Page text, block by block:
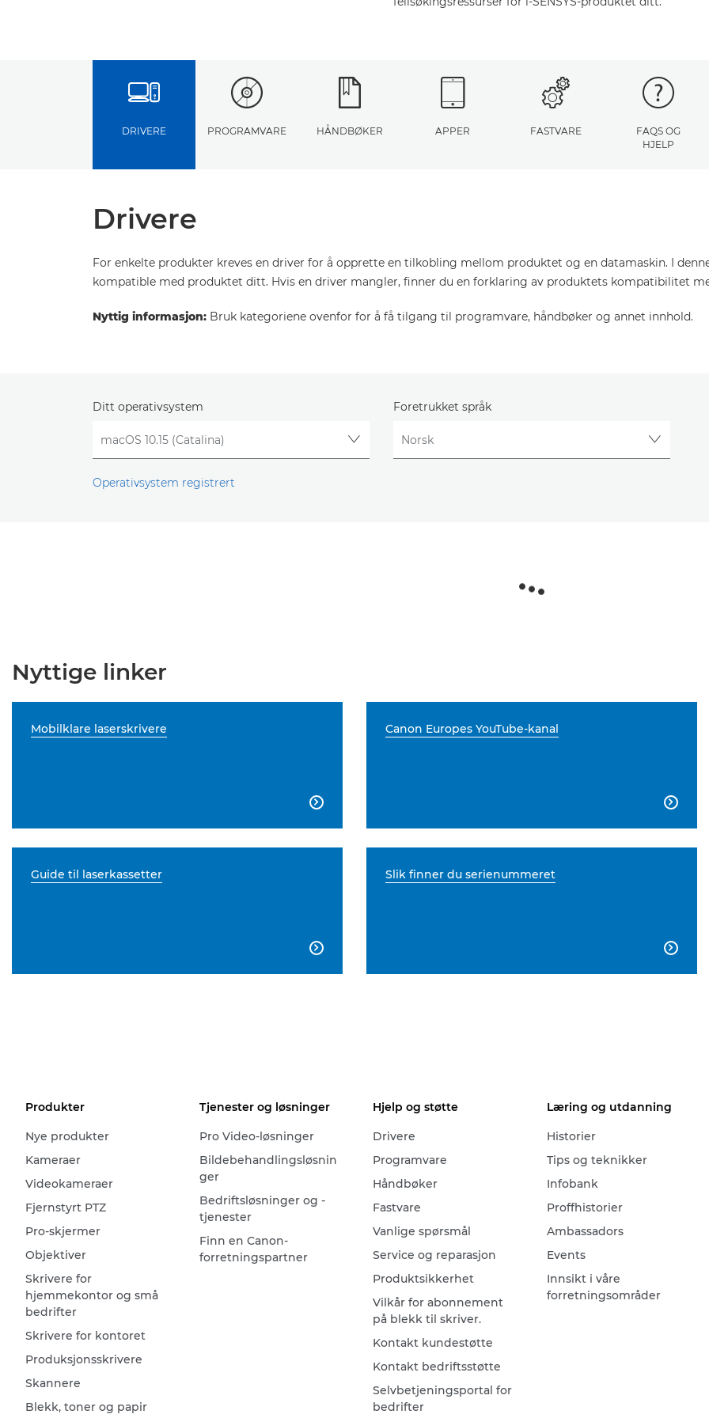
DRIVERE PROGRAMVARE HÅNDBØKER APPER FASTVARE
FAQS OG
HJELP
Drivere
For enkelte produkter kreves en driver for å opprette en tilkobling mellom produktet og en datamaskin. I
kompatible med produktet ditt. Hvis en driver mangler, finner du en forklaring av produktets kompatibilitet
Nyttig informasjon: Bruk kategoriene ovenfor for å få tilgang til programvare, håndbøker og annet innhold.
Ditt operativsystem
Operativsystem registrert
Foretrukket språk
Nyttige linker
Mobilklare laserskrivere

Canon Europes YouTube-kanal

Guide til laserkassetter

Slik finner du serienummeret

Produkter
Nye produkter
Kameraer
Videokameraer
Fjernstyrt PTZ
Pro-skjermer
Objektiver
Skrivere for
hjemmekontor og små
bedrifter
Skrivere for kontoret
Produksjonsskrivere
Skannere
Blekk, toner og papir
Tjenester og løsninger
Pro Video-løsninger
Bildebehandlingsløsnin
ger
Bedriftsløsninger og -
tjenester
Finn en Canon-
forretningspartner
Hjelp og støtte
Drivere
Programvare
Håndbøker
Fastvare
Vanlige spørsmål
Service og reparasjon
Produktsikkerhet
Vilkår for abonnement
på blekk til skriver.
Kontakt kundestøtte
Kontakt bedriftsstøtte
Selvbetjeningsportal for
bedrifter
Læring og utdanning
Historier
Tips og teknikker
Infobank
Proffhistorier
Ambassadors
Events
Innsikt i våre
forretningsområder